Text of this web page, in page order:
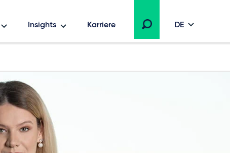
Insights Karriere DE